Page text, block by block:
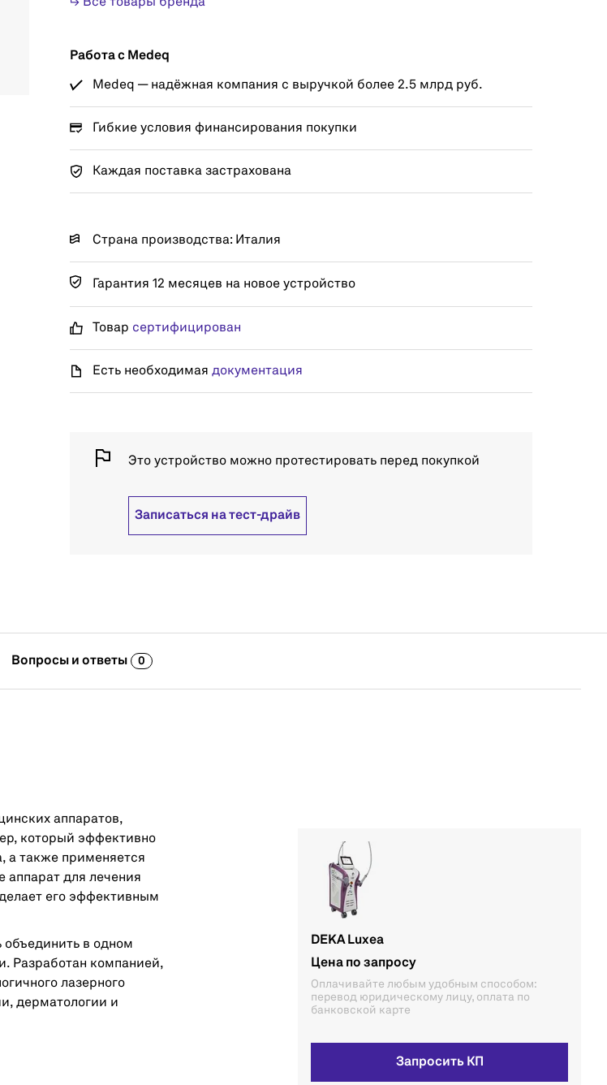
↳ Все товары бренда
Работа с Medeq
Medeq — надёжная компания с выручкой более 2.5 млрд руб.
Гибкие условия финансирования покупки
Каждая поставка застрахована
Страна производства: Италия
Гарантия 12 месяцев на новое устройство
Товар сертифицирован
Есть необходимая документация
Это устройство можно протестировать перед покупкой
Записаться на тест-драйв
Вопросы и ответы 0
аппаратов,
который эффективно
а также применяется
аппарат для лечения
его эффективным
объединить в одном
Разработан компанией,
лазерного
дерматологии и
DEKA Luxea
Цена по запросу
Оплачивайте любым удобным способом:
перевод юридическому лицу, оплата по
банковской карте
Запросить КП